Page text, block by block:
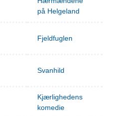
på Helgeland
Fjeldfuglen
Svanhild
Kjærlighedens
komedie